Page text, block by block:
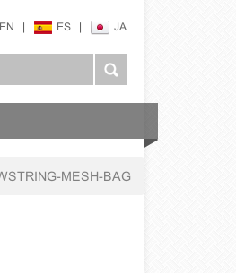
EN | ES | JA
MESH-BAG